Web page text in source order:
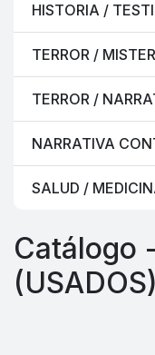
HISTORIA /
TERROR /
TERROR /
NARRATIVA
SALUD /
Catálogo
(USADOS)